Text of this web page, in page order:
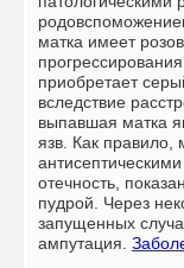
матка имеет
приобретает
вследствие
выпавшая матка
язв. Как правило,
отечность,
пудрой. Через
запущенных
ампутация.